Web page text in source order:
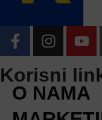
Korisni
O NAMA